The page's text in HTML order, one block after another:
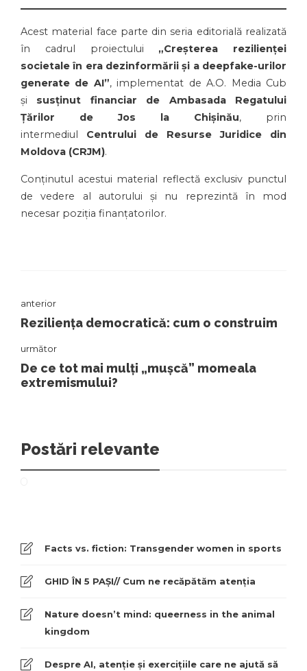
Acest material face parte din seria editorială realizată
în cadrul proiectului „Creșterea rezilienței
societale în era dezinformării și a deepfake-urilor
generate de AI”, implementat de A.O. Media Cub
și susținut financiar de Ambasada Regatului
Țărilor de Jos la Chișinău, prin
intermediul Centrului de Resurse Juridice din
Moldova (CRJM).
Conținutul acestui material reflectă exclusiv punctul
de vedere al autorului și nu reprezintă în mod
necesar poziția finanțatorilor.
anterior
Reziliența democratică: cum o construim
următor
De ce tot mai mulți „mușcă” momeala
extremismului?
Postări relevante
Facts vs. fiction: Transgender women in sports
GHID ÎN 5 PAȘI// Cum ne recăpătăm atenția
Nature doesn’t mind: queerness in the animal
kingdom
Despre AI, atenție și exercițiile care ne ajută să